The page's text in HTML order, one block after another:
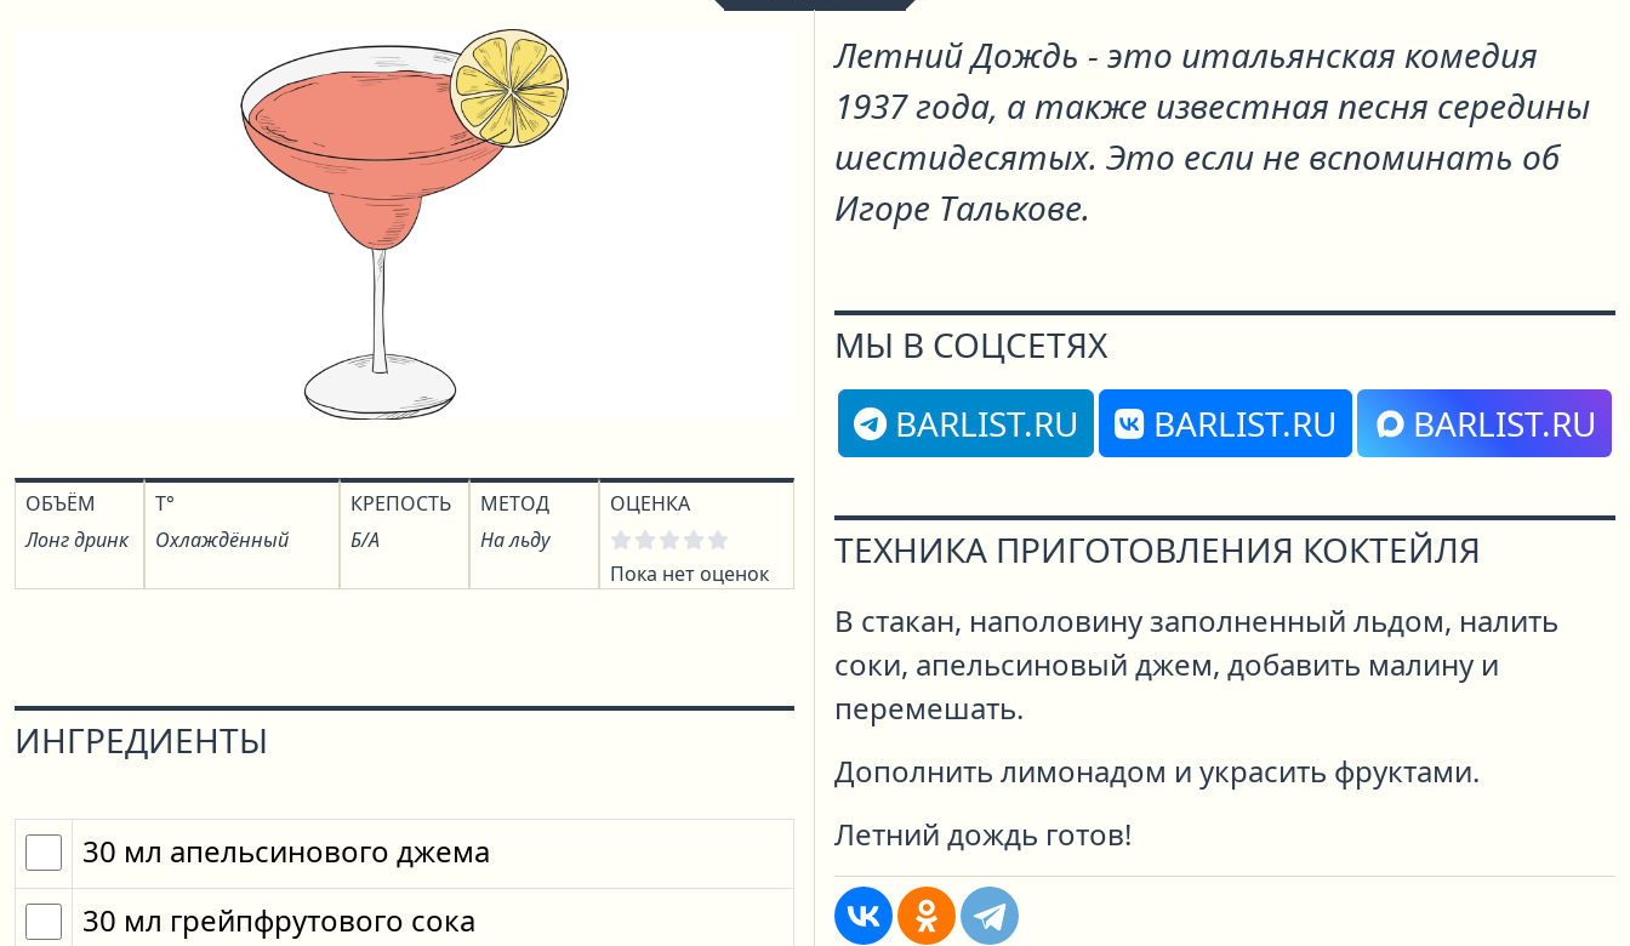
ОБЪЁМ
Лонг дринк
T°
Охлаждённый
КРЕПОСТЬ
Б/А
МЕТОД
На льду
ОЦЕНКА
Пока нет оценок
ИНГРЕДИЕНТЫ
30 мл апельсинового джема
30 мл грейпфрутового сока
Летний Дождь - это итальянская комедия
1937 года, а также известная песня середины
шестидесятых. Это если не вспоминать об
Игоре Талькове.
МЫ В СОЦСЕТЯХ
BARLIST.RU
BARLIST.RU BARLIST.RU
ТЕХНИКА ПРИГОТОВЛЕНИЯ КОКТЕЙЛЯ
В стакан, наполовину заполненный льдом, налить
соки, апельсиновый джем, добавить малину и
перемешать.
Дополнить лимонадом и украсить фруктами.
Летний дождь готов!